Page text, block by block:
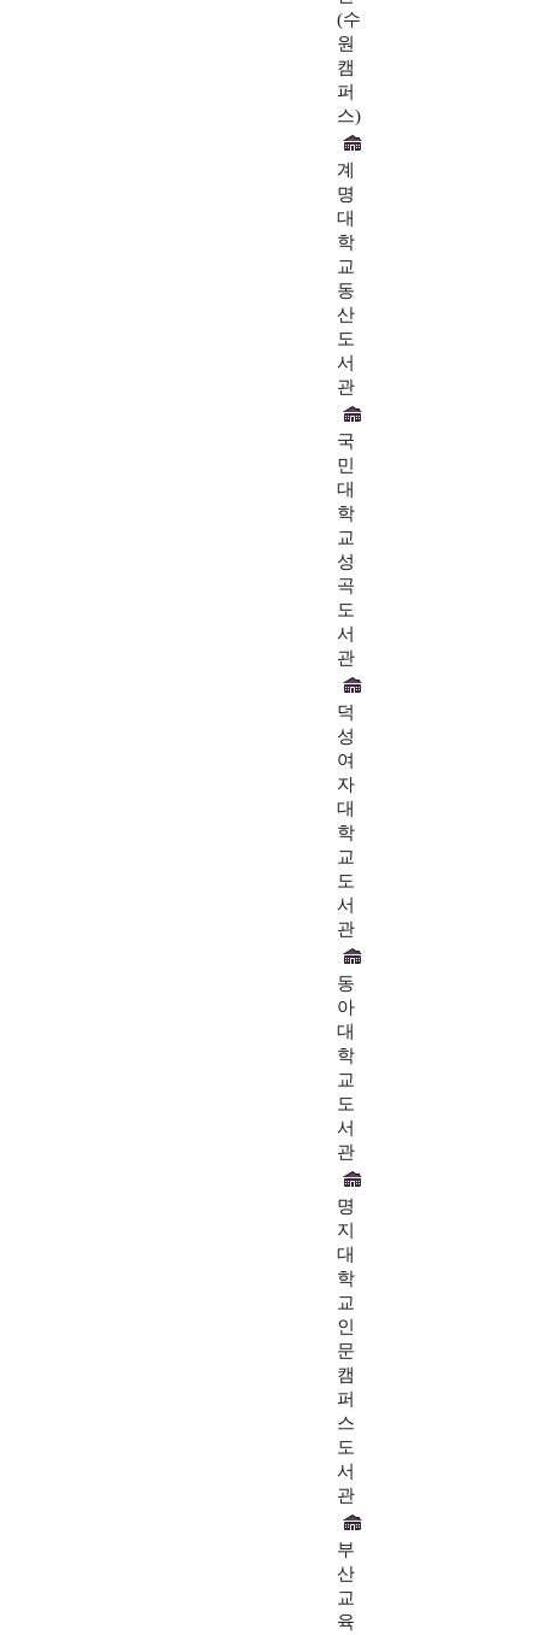
(수
원
캠
퍼
스)
계
명
대
학
교
동
산
도
서
관
국
민
대
학
교
성
곡
도
서
관
덕
성
여
자
대
학
교
도
서
관
동
아
대
학
교
도
서
관
명
지
대
학
교
인
문
캠
퍼
스
도
서
관
부
산
교
육